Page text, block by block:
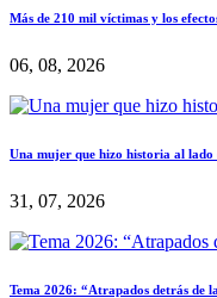
Más de 210 mil víctimas y los
06, 08, 2026
Una mujer que hizo historia al lado
31, 07, 2026
Tema 2026: “Atrapados detrás de